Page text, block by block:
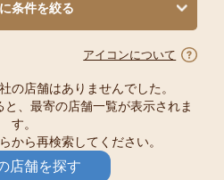
条件を絞る
アイコンについて
の店舗はありませんでした。
、最寄の店舗一覧が表示されま
す。
から再検索してください。
店舗を探す